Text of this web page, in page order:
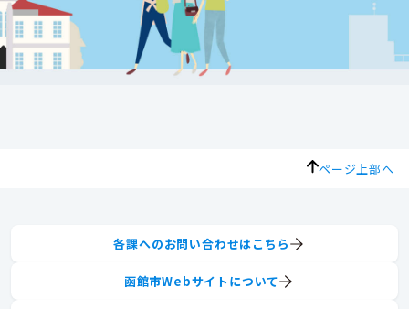
ページ上部へ
各課へのお問い合わせはこちら
函館市Webサイトについて